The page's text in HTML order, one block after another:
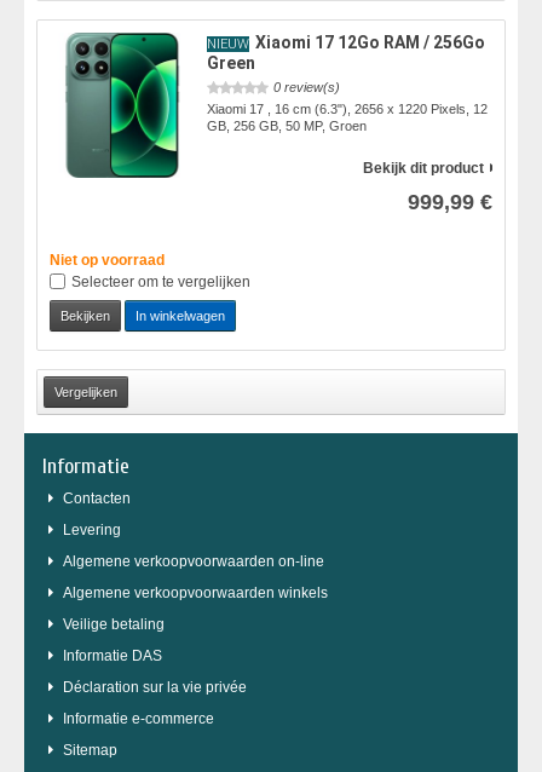
NIEUW Xiaomi 17 12Go RAM / 256Go
Green
0 review(s)
Xiaomi 17 , 16 cm (6.3"), 2656 x 1220 Pixels, 12
GB, 256 GB, 50 MP, Groen
Bekijk dit product
999,99 €
Niet op voorraad
Selecteer om te vergelijken
Bekijken In winkelwagen
Informatie
Contacten
Levering
Algemene verkoopvoorwaarden on-line
Algemene verkoopvoorwaarden winkels
Veilige betaling
Informatie DAS
Déclaration sur la vie privée
Informatie e-commerce
Sitemap